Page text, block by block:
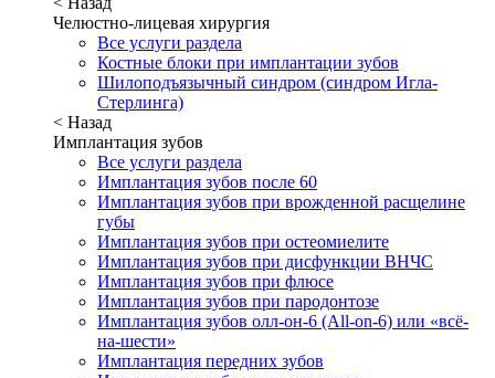
Челюстно-лицевая хирургия
Все услуги раздела
Костные блоки при имплантации зубов
Шилоподъязычный синдром (синдром Игла-
Стерлинга)
< Назад
Имплантация зубов
Все услуги раздела
Имплантация зубов после 60
Имплантация зубов при врожденной расщелине
губы
Имплантация зубов при остеомиелите
Имплантация зубов при дисфункции ВНЧС
Имплантация зубов при флюсе
Имплантация зубов при пародонтозе
Имплантация зубов олл-он-6 (All-on-6) или «всё-
на-шести»
Имплантация передних зубов